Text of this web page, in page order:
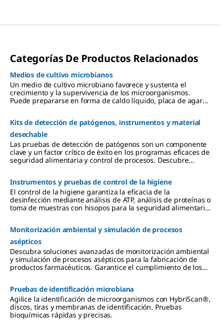
methods
workflow,
and we
will
analyze
their
performa
nce, with
particular
focus on
difficult
matrices.
indicator
hygiene
monitorin
g in food
and
beverage
productio
n.
Categorías De Productos Relacionados
Medios de cultivo microbianos
Un medio de cultivo microbiano favorece y sustenta el
crecimiento y la supervivencia de los microorganismos.
Puede prepararse en forma de caldo líquido, placa de agar
cumplen con los más altos estándares del sector y los
requisitos normativos.
Kits de detección de patógenos, instrumentos y material
desechable
Las pruebas de detección de patógenos son un componente
clave y un factor crítico de éxito en los programas eficaces de
seguridad alimentaria y control de procesos. Descubre
Instrumentos y pruebas de control de la higiene
El control de la higiene garantiza la eficacia de la
desinfección mediante análisis de ATP, análisis de proteínas o
toma de muestras con hisopos para la seguridad alimentaria
Monitorización ambiental y simulación de procesos
asépticos
Descubra soluciones avanzadas de monitorización ambiental
y simulación de procesos asépticos para la fabricación de
productos farmacéuticos. Garantice el cumplimiento de los
blancas, aisladores y sistemas RABS.
Pruebas de identificación microbiana
Agilice la identificación de microorganismos con HybriScan®,
discos, tiras y membranas de identificación. Pruebas
bioquímicas rápidas y precisas.